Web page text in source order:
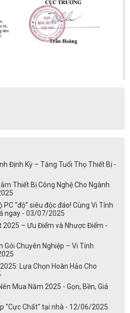
Định Kỳ – Tăng Tuổi Thọ Thiết Bị -
Thiết Bị Công Nghệ Cho Ngành
“độ” siêu độc đáo! Cùng Vi Tính
ngay - 03/07/2025
– Ưu Điểm và Nhược Điểm -
Gói Chuyên Nghiệp – Vi Tính
Lựa Chọn Hoàn Hảo Cho
Mua Năm 2025 - Gọn, Bền, Giá
"Cực Chất" tại nhà - 12/06/2025